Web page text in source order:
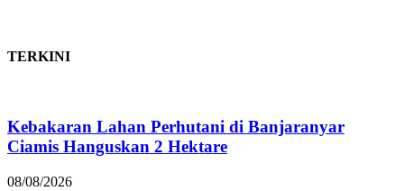
TERKINI
Kebakaran Lahan Perhutani di Banjaranyar
Ciamis Hanguskan 2 Hektare
08/08/2026